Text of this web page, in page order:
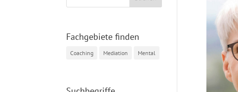
Fachgebiete finden
Coaching Mediation Mental